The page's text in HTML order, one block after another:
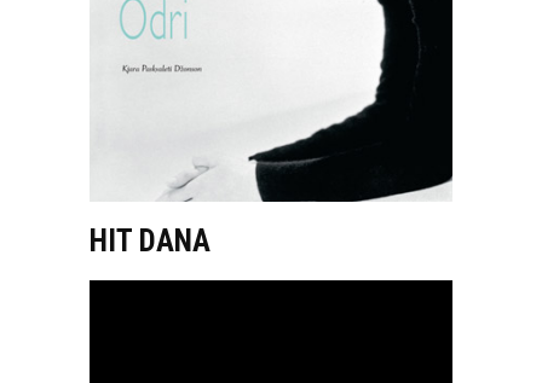
HIT DANA